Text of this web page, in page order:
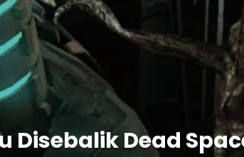
Disebalik Dead